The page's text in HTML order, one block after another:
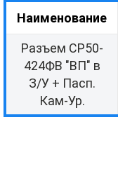
Наименование
Разъем СР50-
424ФВ "ВП" в
З/У + Пасп.
Кам-Ур.